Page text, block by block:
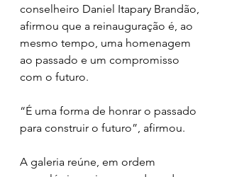
conselheiro Daniel Itapary Brandão,
afirmou que a reinauguração é, ao
mesmo tempo, uma homenagem
ao passado e um compromisso
com o futuro.
“É uma forma de honrar o passado
para construir o futuro”, afirmou.
A galeria reúne, em ordem